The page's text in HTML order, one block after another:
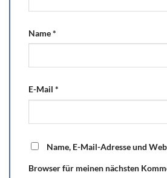
Name*
E-Mail *
Name, E-Mail-Adresse und
Browser für meinen nächsten